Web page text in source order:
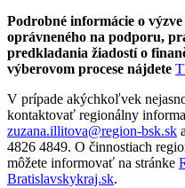
Podrobné informácie o
oprávneného na podporu,
predkladania žiadostí o
výberovom procese nájdete
V prípade akýchkoľvek
kontaktovať regionálny
zuzana.illitova@region-bsk.sk
4826 4849. O činnostiach
môžete informovať na stránke
Bratislavskykraj.sk.